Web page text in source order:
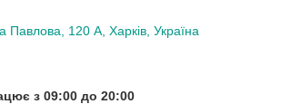
Павлова, 120 А, Харків, Україна
з 09:00 до 20:00